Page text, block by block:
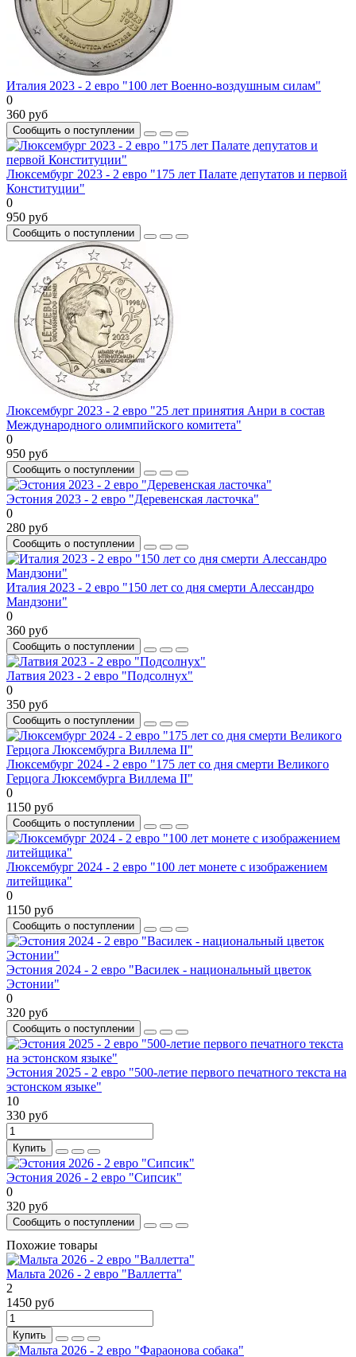
Италия 2023 - 2 евро "100 лет Военно-воздушным силам"
0
360 руб
Сообщить о поступлении
Люксембург 2023 - 2 евро "175 лет Палате депутатов и первой
Конституции"
0
950 руб
Сообщить о поступлении
Люксембург 2023 - 2 евро "25 лет принятия Анри в состав
Международного олимпийского комитета"
0
950 руб
Сообщить о поступлении
Эстония 2023 - 2 евро "Деревенская ласточка"
0
280 руб
Сообщить о поступлении
Италия 2023 - 2 евро "150 лет со дня смерти Алессандро
Мандзони"
0
360 руб
Сообщить о поступлении
Латвия 2023 - 2 евро "Подсолнух"
0
350 руб
Сообщить о поступлении
Люксембург 2024 - 2 евро "175 лет со дня смерти Великого
Герцога Люксембурга Виллема II"
0
1150 руб
Сообщить о поступлении
Люксембург 2024 - 2 евро "100 лет монете с изображением
литейщика"
0
1150 руб
Сообщить о поступлении
Эстония 2024 - 2 евро "Василек - национальный цветок
Эстонии"
0
320 руб
Сообщить о поступлении
Эстония 2025 - 2 евро "500-летие первого печатного текста на
эстонском языке"
10
330 руб
Купить
Эстония 2026 - 2 евро "Сипсик"
0
320 руб
Сообщить о поступлении
Похожие товары
Мальта 2026 - 2 евро "Валлетта"
2
1450 руб
Купить